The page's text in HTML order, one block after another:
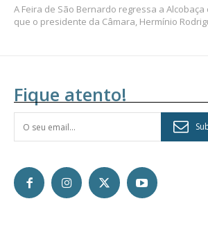
A Feira de São Bernardo regressa a Alcobaça
que o presidente da Câmara, Hermínio
Fique atento!